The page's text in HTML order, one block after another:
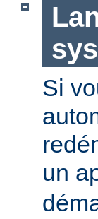
Si
un